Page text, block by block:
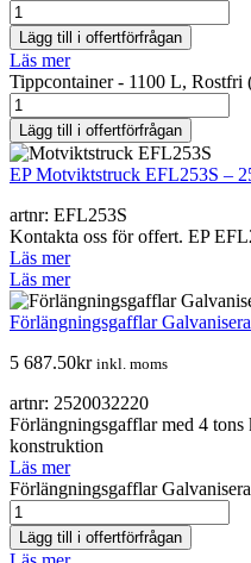
Lägg till i offertförfrågan
Läs mer
Tippcontainer - 1100 L, Rostfri
Lägg till i offertförfrågan
EP Motviktstruck EFL253S –
artnr: EFL253S
Kontakta oss för offert. EP
Läs mer
Läs mer
Förlängningsgafflar
5 687.50kr inkl. moms
artnr: 2520032220
Förlängningsgafflar med 4 tons
konstruktion
Läs mer
Förlängningsgafflar
Lägg till i offertförfrågan